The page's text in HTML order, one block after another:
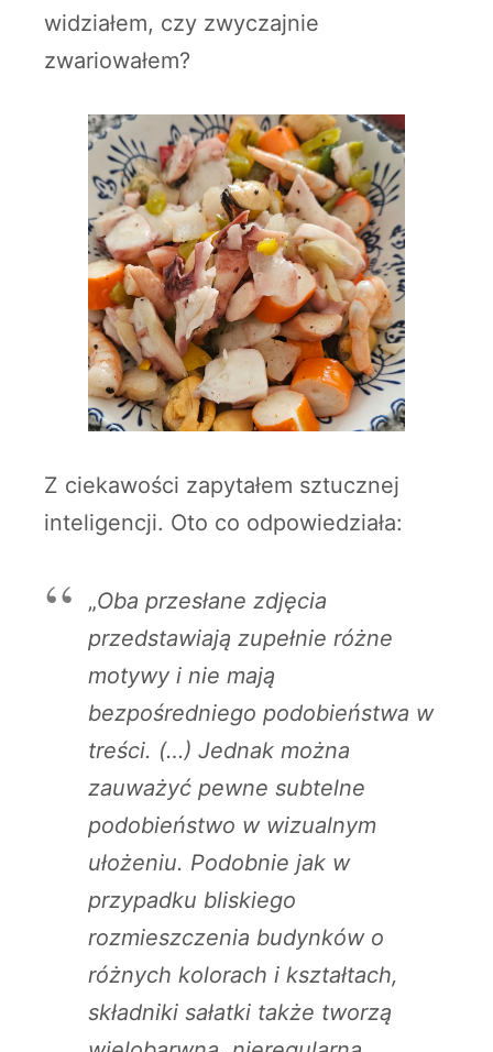
widziałem, czy zwyczajnie
zwariowałem?
Z ciekawości zapytałem sztucznej
inteligencji. Oto co odpowiedziała:
„Oba przesłane zdjęcia
przedstawiają zupełnie różne
motywy i nie mają
bezpośredniego podobieństwa w
treści. (…) Jednak można
zauważyć pewne subtelne
podobieństwo w wizualnym
ułożeniu. Podobnie jak w
przypadku bliskiego
rozmieszczenia budynków o
różnych kolorach i kształtach,
składniki sałatki także tworzą